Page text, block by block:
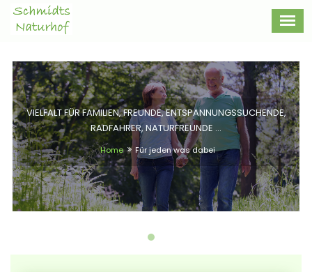
VIELFALT FÜR FAMILIEN, FREUNDE, ENTSPANNUNGSSUCHENDE,
RADFAHRER, NATURFREUNDE ...
Home Für jeden was dabei